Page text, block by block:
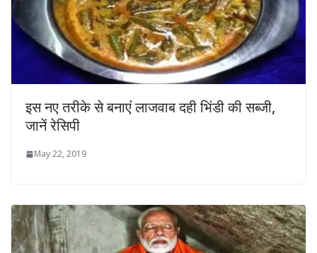
इस नए तरीके से बनाएंं लाजवाब दही भिंडी की सब्जी,
जानें रेसिपी
May 22, 2019